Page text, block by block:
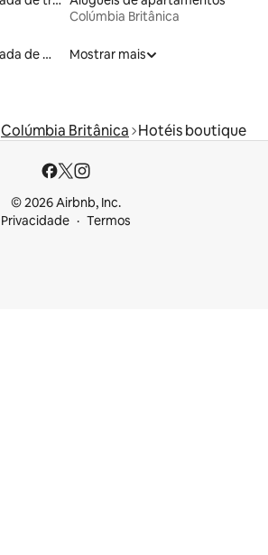
Colúmbia Britânica
Aluguel por temporada de microcasas
Mostrar mais
Colúmbia Britânica Hotéis boutique
© 2026 Airbnb, Inc.
Privacidade
Termos